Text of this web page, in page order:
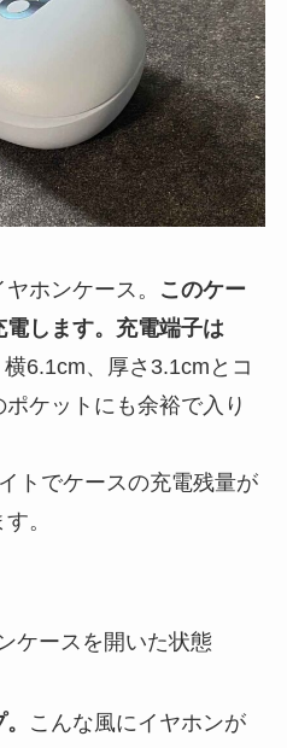
ホンケース。
このケー
します。充電端子は
6.1cm、厚さ3.1cmとコ
ケットにも余裕で入り
トでケースの充電残量が
。
こんな風にイヤホンが